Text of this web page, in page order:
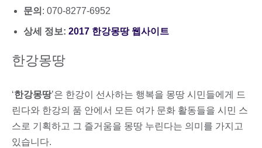
문의 : 070-8277-6952
상세 정보: 2017 한강몽땅 웹사이트
한강몽땅
‘한강몽땅’은 한강이 선사하는 행복을 몽땅 시민들에게 드
린다와 한강의 품 안에서 모든 여가 문화 활동들을 시민 스
스로 기획하고 그 즐거움을 몽땅 누린다는 의미를 가지고
있습니다.